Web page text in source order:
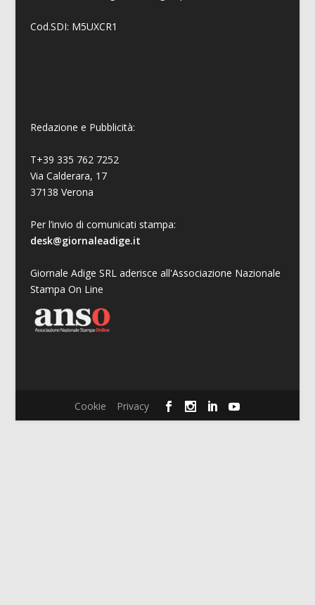
Cod.SDI: M5UXCR1
Redazione e Pubblicità:
T+39 335 762 7252
Via Calderara, 17
37138 Verona
Per l’invio di comunicati stampa:
desk@giornaleadige.it
Giornale Adige SRL aderisce all'Associazione Nazionale
Stampa On Line
Cookie Privacy